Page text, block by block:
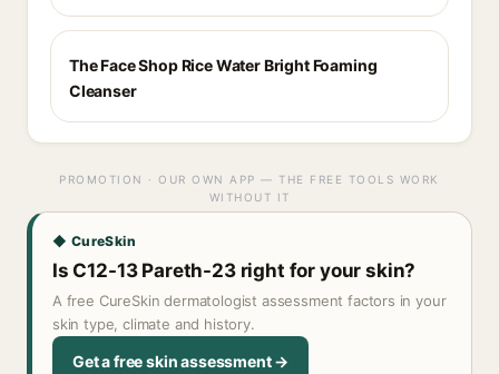
The Face Shop Rice Water Bright Foaming
Cleanser
PROMOTION · OUR OWN APP — THE FREE TOOLS WORK
WITHOUT IT
◆ CureSkin
Is C12-13 Pareth-23 right for your skin?
A free CureSkin dermatologist assessment factors in your
skin type, climate and history.
Get a free skin assessment →